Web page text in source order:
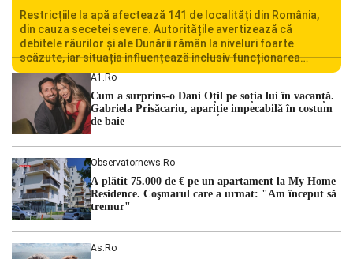
Restricțiile la apă afectează 141 de localități din România,
din cauza secetei severe. Autoritățile avertizează că
debitele râurilor și ale Dunării rămân la niveluri foarte
scăzute, iar situația influențează inclusiv funcționarea
Centralei Nucleare de la Cernavodă. România se confruntă
cu una dintre cele mai dificile perioade din punct de vedere
hidrologic din ultimii ani. Lipsa […]
A1.ro
Cum a surprins-o Dani Oțil pe soția lui în vacanță.
Gabriela Prisăcariu, apariție impecabilă în costum
de baie
Observatornews.ro
A plătit 75.000 de € pe un apartament la My Home
Residence. Coşmarul care a urmat: "Am început să
tremur"
As.ro